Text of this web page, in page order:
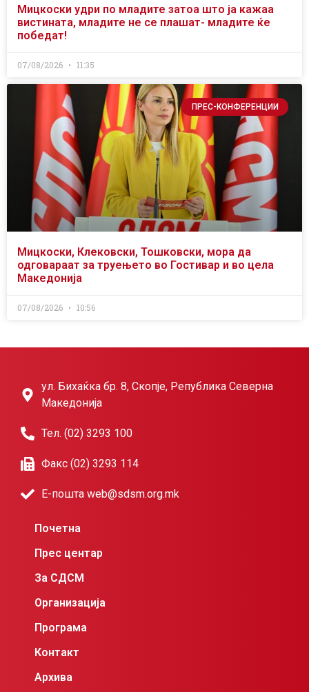
Мицкоски удри по младите затоа што ја кажаа
вистината, младите не се плашат- младите ќе
победат!
07/08/2026 11:35
ПРЕС-КОНФЕРЕНЦИИ
Мицкоски, Клековски, Тошковски, мора да
одговараат за труењето во Гостивар и во цела
Македонија
07/08/2026 10:56
ул. Бихаќка бр. 8, Скопје, Република Северна
Македонија
Тел. (02) 3293 100
Факс (02) 3293 114
Е-пошта web@sdsm.org.mk
Почетна
Прес центар
За СДСМ
Организација
Програма
Контакт
Архива